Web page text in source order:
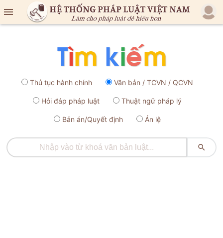

Thủ tục hành chính Văn bản / TCVN / QCVN
Hỏi đáp pháp luật Thuật ngữ pháp lý
Bản án/Quyết định Án lệ
